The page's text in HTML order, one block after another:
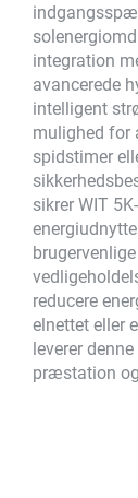
integration
avancerede
intelligent
mulighed for
spidstimer
sikrer WIT
reducere
elnettet eller
leverer
præstation